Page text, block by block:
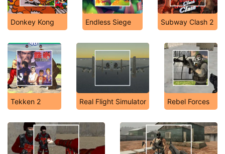
Donkey Kong Endless Siege Subway Clash 2
Tekken 2 Real Flight Simulator Rebel Forces